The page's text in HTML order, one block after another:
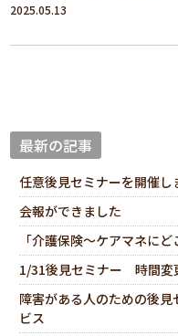
2025.05.13
最新の記事
任意後見セミナーを開催し
会報ができました
「介護保険～ケアマネに
1/31後見セミナー 時間変
障害がある人のための後
ビス